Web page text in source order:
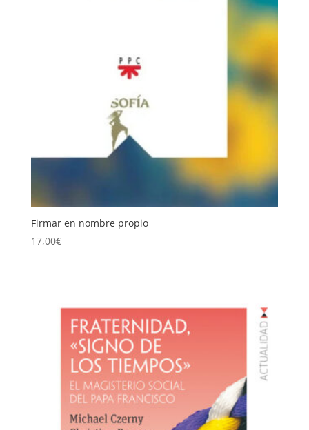
Firmar en nombre propio
17,00€